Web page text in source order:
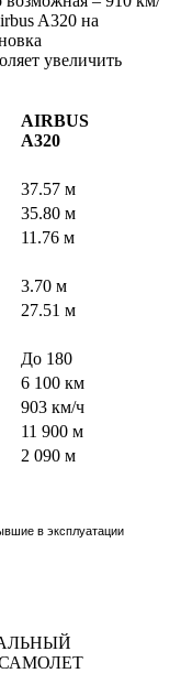
A320 на
увеличить
AIRBUS
A320
37.57 м
35.80 м
11.76 м
3.70 м
27.51 м
До 180
6 100 км
903 км/ч
11 900 м
2 090 м
в эксплуатации